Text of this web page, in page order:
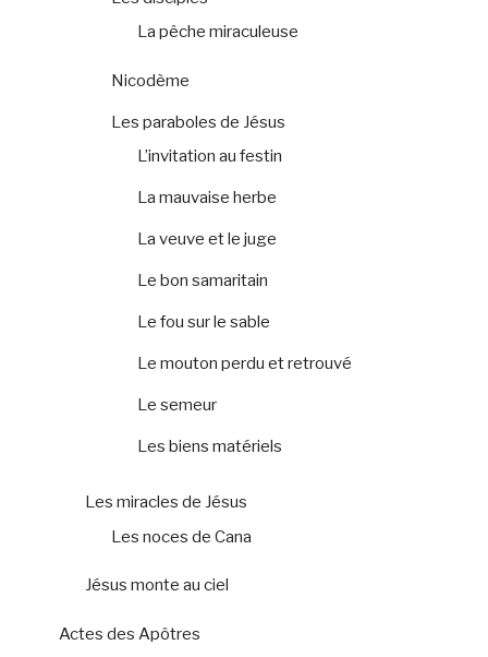
La pêche miraculeuse
Nicodème
Les paraboles de Jésus
L’invitation au festin
La mauvaise herbe
La veuve et le juge
Le bon samaritain
Le fou sur le sable
Le mouton perdu et retrouvé
Le semeur
Les biens matériels
Les miracles de Jésus
Les noces de Cana
Jésus monte au ciel
Actes des Apôtres